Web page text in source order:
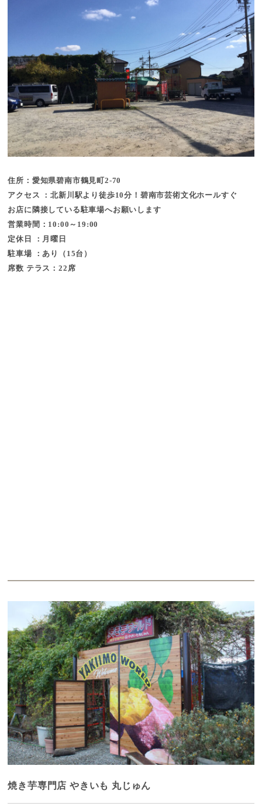
住所：愛知県碧南市鶴見町2-70
アクセス ：北新川駅より徒歩10分！碧南市芸術文化ホールすぐ
お店に隣接している駐車場へお願いします
営業時間：10:00～19:00
定休日 ：月曜日
駐車場 ：あり（15台）
席数 テラス：22席
焼き芋専門店 やきいも 丸じゅん